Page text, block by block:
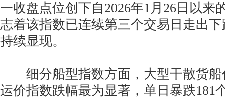
一收盘点位创下自2026年1月26日以来
志着该指数已连续第三个交易日走出
持续显现。
细分船型指数方面，大型干散货船
运价指数跌幅最为显著，单日暴跌181